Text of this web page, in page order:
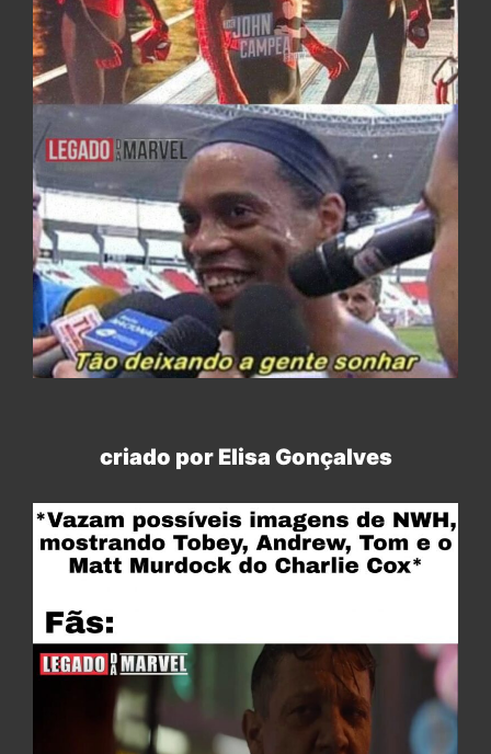
criado por Elisa Gonçalves